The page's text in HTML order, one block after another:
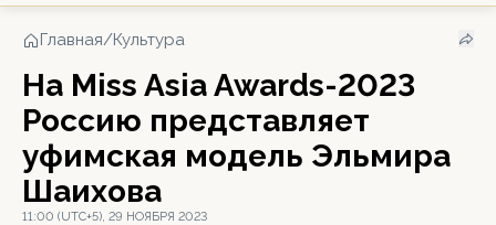
Главная/Культура
На Miss Asia Awards-2023
Россию представляет
уфимская модель Эльмира
Шаихова
11:00 (UTC+5), 29 НОЯБРЯ 2023